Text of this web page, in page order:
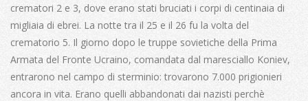
crematori 2 e 3, dove erano stati bruciati i corpi di centinaia di
migliaia di ebrei. La notte tra il 25 e il 26 fu la volta del
crematorio 5. Il giorno dopo le truppe sovietiche della Prima
Armata del Fronte Ucraino, comandata dal maresciallo Koniev,
entrarono nel campo di sterminio: trovarono 7.000 prigionieri
ancora in vita. Erano quelli abbandonati dai nazisti perchè